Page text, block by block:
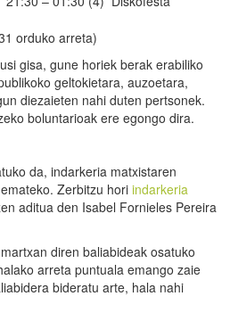
orduko arreta)
gisa, gune horiek berak erabiliko
geltokietara, auzoetara,
diezaieten nahi duten pertsonek.
boluntarioak ere egongo dira.
da, indarkeria matxistaren
Zerbitzu hori indarkeria
aditua den Isabel Fornieles Pereira
diren baliabideak osatuko
arreta puntuala emango zaie
bideratu arte, hala nahi